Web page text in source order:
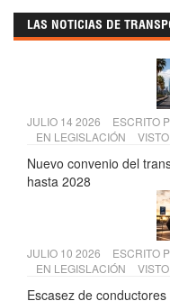
LAS NOTICIAS DE
JULIO 14 2026 ESCRITO
EN LEGISLACIÓN
Nuevo convenio del
hasta 2028
JULIO 10 2026 ESCRITO
EN LEGISLACIÓN
Escasez de